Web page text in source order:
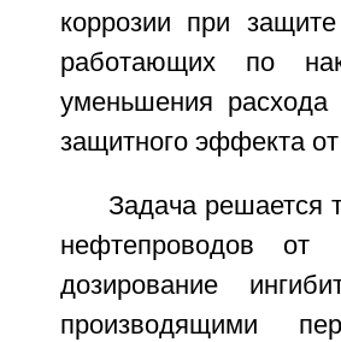
коррозии при
работающих по
уменьшения расхода
защитного эффекта
Задача решается
нефтепроводов от
дозирование
производящими